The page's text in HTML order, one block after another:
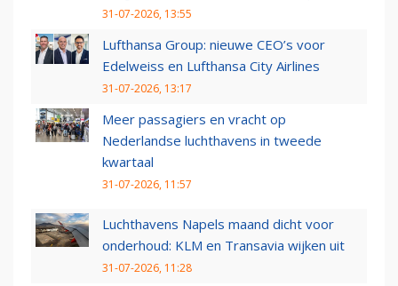
31-07-2026, 13:55
Lufthansa Group: nieuwe CEO’s voor
Edelweiss en Lufthansa City Airlines
31-07-2026, 13:17
Meer passagiers en vracht op
Nederlandse luchthavens in tweede
kwartaal
31-07-2026, 11:57
Luchthavens Napels maand dicht voor
onderhoud: KLM en Transavia wijken uit
31-07-2026, 11:28